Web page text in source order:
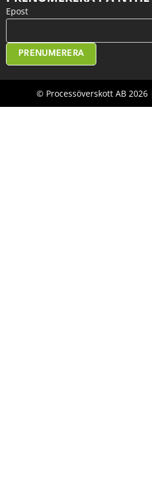
Epost
PRENUMERERA
© Processöverskott AB